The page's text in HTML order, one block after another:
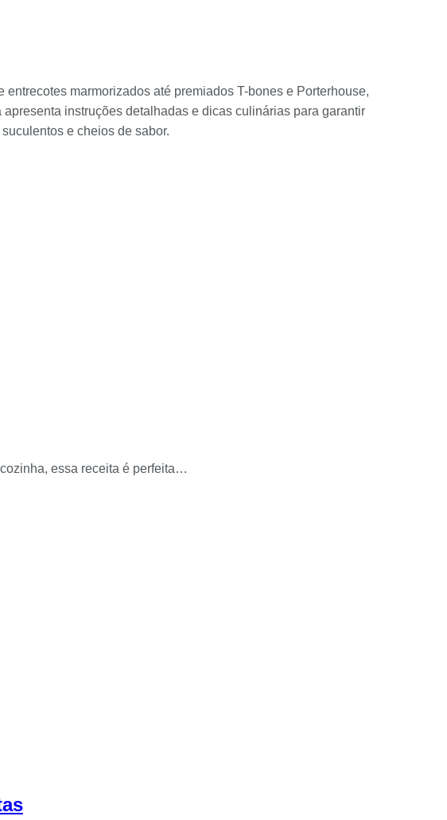
marmorizados até premiados T-bones e Porterhouse,
instruções detalhadas e dicas culinárias para garantir
e cheios de sabor.
essa receita é perfeita…